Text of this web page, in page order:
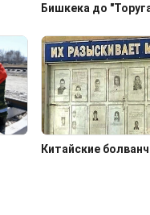
Бишкека до
Китайские